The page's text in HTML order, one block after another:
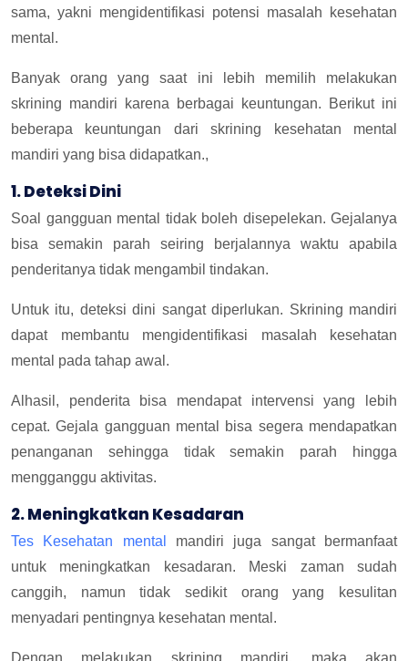
sama, yakni mengidentifikasi potensi masalah kesehatan
mental.
Banyak orang yang saat ini lebih memilih melakukan
skrining mandiri karena berbagai keuntungan. Berikut ini
beberapa keuntungan dari skrining kesehatan mental
mandiri yang bisa didapatkan.,
1. Deteksi Dini
Soal gangguan mental tidak boleh disepelekan. Gejalanya
bisa semakin parah seiring berjalannya waktu apabila
penderitanya tidak mengambil tindakan.
Untuk itu, deteksi dini sangat diperlukan. Skrining mandiri
dapat membantu mengidentifikasi masalah kesehatan
mental pada tahap awal.
Alhasil, penderita bisa mendapat intervensi yang lebih
cepat. Gejala gangguan mental bisa segera mendapatkan
penanganan sehingga tidak semakin parah hingga
mengganggu aktivitas.
2. Meningkatkan Kesadaran
Tes Kesehatan mental
mandiri juga sangat bermanfaat
untuk meningkatkan kesadaran. Meski zaman sudah
canggih, namun tidak sedikit orang yang kesulitan
menyadari pentingnya kesehatan mental.